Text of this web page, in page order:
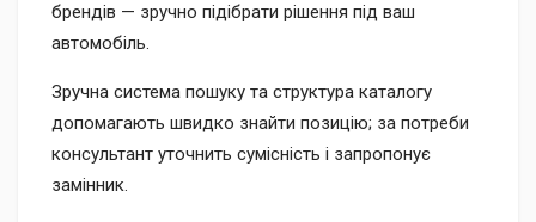
брендів — зручно підібрати рішення під ваш
автомобіль.
Зручна система пошуку та структура каталогу
допомагають швидко знайти позицію; за потреби
консультант уточнить сумісність і запропонує
замінник.